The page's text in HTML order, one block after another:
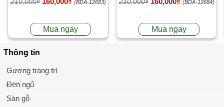
(BDA-12683)
Mua ngay
(BDA-12684)
Mua ngay
Thông tin
Gương trang trí
Đèn ngủ
Sàn gỗ